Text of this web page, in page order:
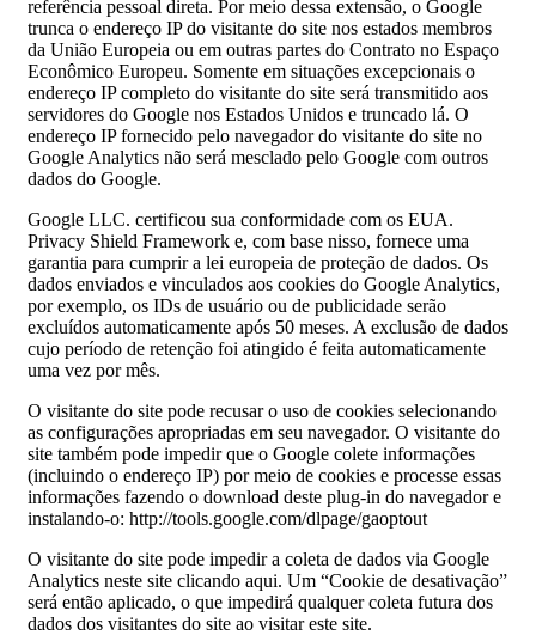
referência pessoal direta. Por meio dessa extensão, o Google
trunca o endereço IP do visitante do site nos estados membros
da União Europeia ou em outras partes do Contrato no Espaço
Econômico Europeu. Somente em situações excepcionais o
endereço IP completo do visitante do site será transmitido aos
servidores do Google nos Estados Unidos e truncado lá. O
endereço IP fornecido pelo navegador do visitante do site no
Google Analytics não será mesclado pelo Google com outros
dados do Google.
Google LLC. certificou sua conformidade com os EUA.
Privacy Shield Framework e, com base nisso, fornece uma
garantia para cumprir a lei europeia de proteção de dados. Os
dados enviados e vinculados aos cookies do Google Analytics,
por exemplo, os IDs de usuário ou de publicidade serão
excluídos automaticamente após 50 meses. A exclusão de dados
cujo período de retenção foi atingido é feita automaticamente
uma vez por mês.
O visitante do site pode recusar o uso de cookies selecionando
as configurações apropriadas em seu navegador. O visitante do
site também pode impedir que o Google colete informações
(incluindo o endereço IP) por meio de cookies e processe essas
informações fazendo o download deste plug-in do navegador e
instalando-o: http://tools.google.com/dlpage/gaoptout
O visitante do site pode impedir a coleta de dados via Google
Analytics neste site clicando aqui. Um “Cookie de desativação”
será então aplicado, o que impedirá qualquer coleta futura dos
dados dos visitantes do site ao visitar este site.